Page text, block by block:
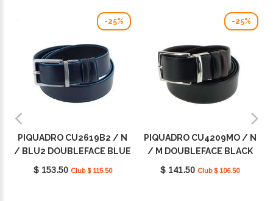
-25%
PIQUADRO CU2619B2 / N
/ BLU2 DOUBLEFACE BLUE
SQUARE
$ 153.50 Club $ 115.50
-25%
PIQUADRO CU4209MO / N
/ M DOUBLEFACE BLACK
SQUARE
$ 141.50 Club $ 106.50